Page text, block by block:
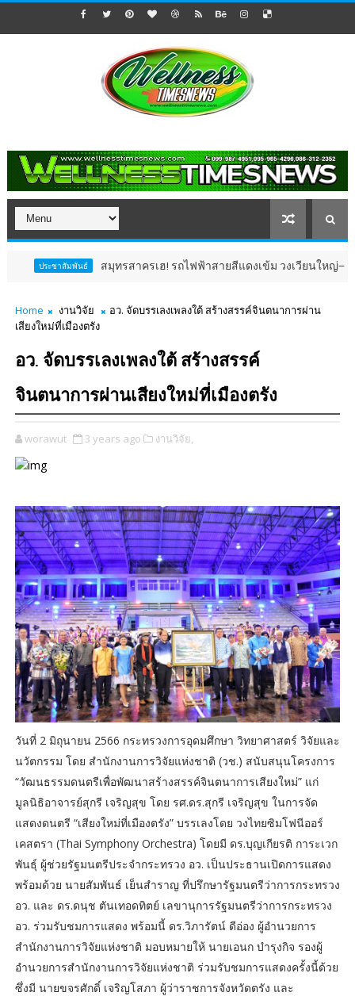
สมุทรสาครเฮ! รถไฟฟ้าสายสีแดงเข้ม วงเวียนใหญ่–มหาชัย 36.8 กม.
Home งานวิจัย
อว. จัดบรรเลงเพลงใต้ สร้างสรรค์จินตนาการผ่าน
เสียงใหม่ที่เมืองตรัง
อว. จัดบรรเลงเพลงใต้ สร้างสรรค์
จินตนาการผ่านเสียงใหม่ที่เมืองตรัง
worawut 3 years ago งานวิจัย,
วันที่ 2 มิถุนายน 2566 กระทรวงการอุดมศึกษา วิทยาศาสตร์ วิจัยและ
นวัตกรรม โดย สำนักงานการวิจัยแห่งชาติ (วช.) สนับสนุนโครงการ
“วัฒนธรรมดนตรีเพื่อพัฒนาสร้างสรรค์จินตนาการเสียงใหม่” แก่
มูลนิธิอาจารย์สุกรี เจริญสุข โดย รศ.ดร.สุกรี เจริญสุข ในการจัด
แสดงดนตรี “เสียงใหม่ที่เมืองตรัง” บรรเลงโดย วงไทยซิมโฟนีออร์
เคสตรา (Thai Symphony Orchestra) โดยมี ดร.บุญเกียรติ การะเวก
พันธุ์ ผู้ช่วยรัฐมนตรีประจำกระทรวง อว. เป็นประธานเปิดการแสดง
พร้อมด้วย นายสัมพันธ์ เย็นสำราญ ที่ปรึกษารัฐมนตรีว่าการกระทรวง
อว. และ ดร.ดนุช ตันเทอดทิตย์ เลขานุการรัฐมนตรีว่าการกระทรวง
อว. ร่วมรับชมการแสดง พร้อมนี้ ดร.วิภารัตน์ ดีอ่อง ผู้อำนวยการ
สำนักงานการวิจัยแห่งชาติ มอบหมายให้ นายเอนก บำรุงกิจ รองผู้
อำนวยการสำนักงานการวิจัยแห่งชาติ ร่วมรับชมการแสดงครั้งนี้ด้วย
ซึ่งมี นายขจรศักดิ์ เจริญโสภา ผู้ว่าราชการจังหวัดตรัง และ